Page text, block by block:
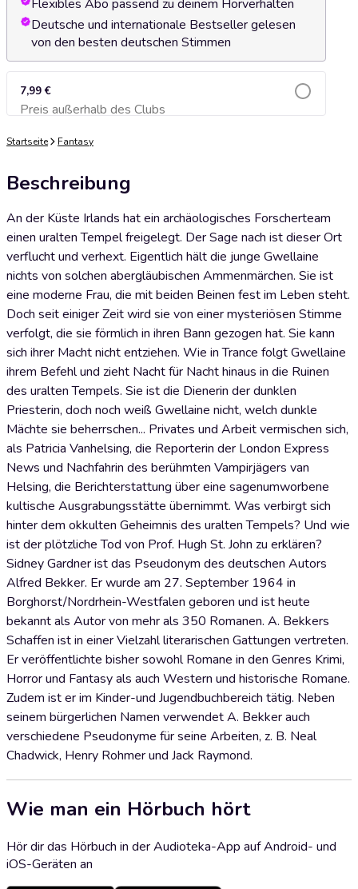
Flexibles Abo passend zu deinem Hörverhalten
Deutsche und internationale Bestseller gelesen
von den besten deutschen Stimmen
7,99 €
Preis außerhalb des ClubsZum Warenkorb hinzufügen
Startseite Fantasy
Beschreibung
An der Küste Irlands hat ein archäologisches Forscherteam
einen uralten Tempel freigelegt. Der Sage nach ist dieser Ort
verflucht und verhext. Eigentlich hält die junge Gwellaine
nichts von solchen abergläubischen Ammenmärchen. Sie ist
eine moderne Frau, die mit beiden Beinen fest im Leben steht.
Doch seit einiger Zeit wird sie von einer mysteriösen Stimme
verfolgt, die sie förmlich in ihren Bann gezogen hat. Sie kann
sich ihrer Macht nicht entziehen. Wie in Trance folgt Gwellaine
ihrem Befehl und zieht Nacht für Nacht hinaus in die Ruinen
des uralten Tempels. Sie ist die Dienerin der dunklen
Priesterin, doch noch weiß Gwellaine nicht, welch dunkle
Mächte sie beherrschen... Privates und Arbeit vermischen sich,
als Patricia Vanhelsing, die Reporterin der London Express
News und Nachfahrin des berühmten Vampirjägers van
Helsing, die Berichterstattung über eine sagenumworbene
kultische Ausgrabungsstätte übernimmt. Was verbirgt sich
hinter dem okkulten Geheimnis des uralten Tempels? Und wie
ist der plötzliche Tod von Prof. Hugh St. John zu erklären?
Sidney Gardner ist das Pseudonym des deutschen Autors
Alfred Bekker. Er wurde am 27. September 1964 in
Borghorst/Nordrhein-Westfalen geboren und ist heute
bekannt als Autor von mehr als 350 Romanen. A. Bekkers
Schaffen ist in einer Vielzahl literarischen Gattungen vertreten.
Er veröffentlichte bisher sowohl Romane in den Genres Krimi,
Horror und Fantasy als auch Western und historische Romane.
Zudem ist er im Kinder-und Jugendbuchbereich tätig. Neben
seinem bürgerlichen Namen verwendet A. Bekker auch
verschiedene Pseudonyme für seine Arbeiten, z. B. Neal
Chadwick, Henry Rohmer und Jack Raymond.
Wie man ein Hörbuch hört
Hör dir das Hörbuch in der Audioteka-App auf Android- und
iOS-Geräten an